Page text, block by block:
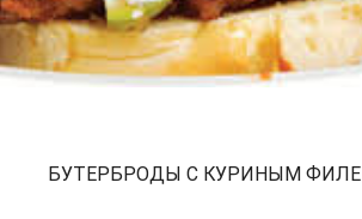
БУТЕРБРОДЫ С КУРИНЫМ ФИЛЕ